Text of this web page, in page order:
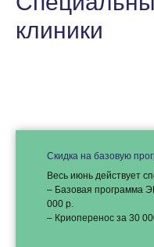
клиники
Скидка на базовую
Весь июнь действует
– Базовая программа
000 р.
– Криоперенос за 30